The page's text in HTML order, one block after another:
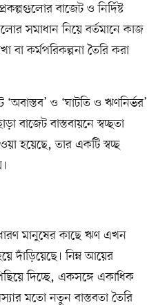
বাজেট ও নির্দিষ্ট
সমাধান নিয়ে বর্তমানে কাজ
বা কর্মপরিকল্পনা তৈরি করা
ও ‘ঘাটতি ও ঋণনির্ভর’
বাস্তবায়নে স্বচ্ছতা
হয়েছে, তার একটি স্বচ্ছ
মানুষের কাছে ঋণ এখন
দাঁড়িয়েছে। ​নিম্ন আয়ের
দিচ্ছে, ​একসঙ্গে একাধিক
মতো নতুন বাস্তবতা তৈরি